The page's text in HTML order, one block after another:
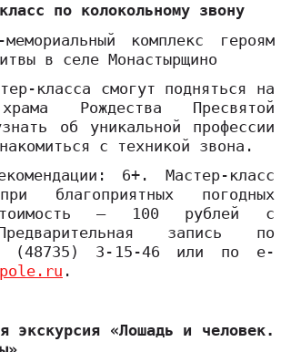
по колокольному звону
комплекс героям
в селе Монастырщино
класса смогут подняться на
Рождества Пресвятой
об уникальной профессии
с техникой звона.
6+. Мастер-класс
благоприятных погодных
– 100 рублей с
запись по
(48735) 3-15-46 или по e-
.
экскурсия «Лошадь и человек.